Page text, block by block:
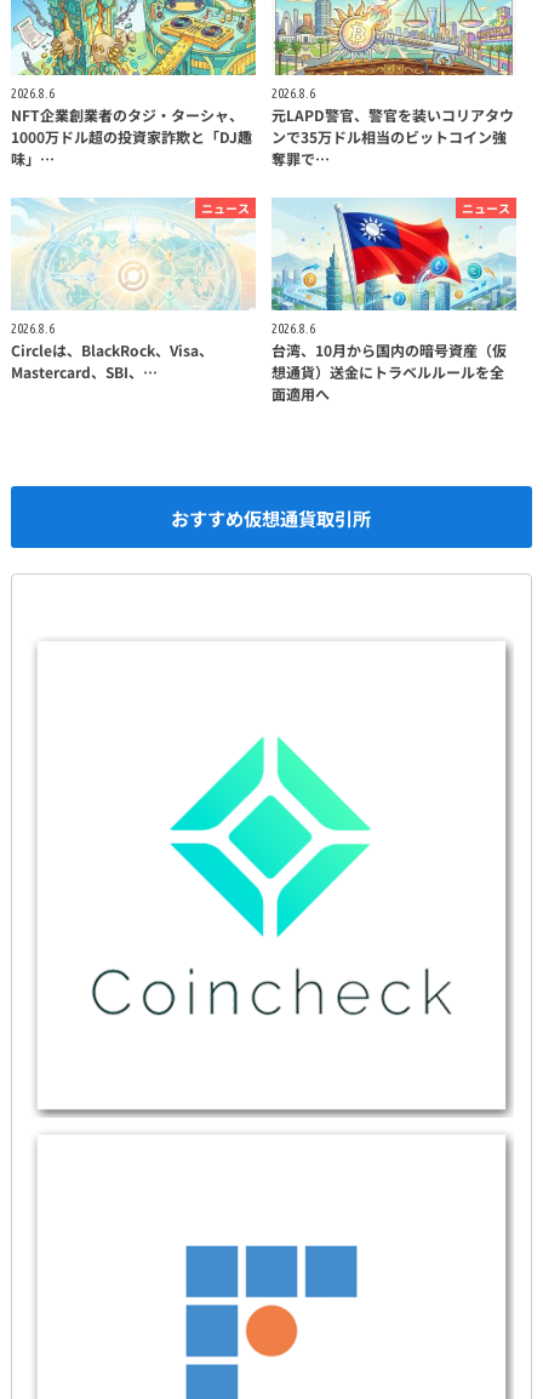
2026.8.6
NFT企業創業者のタジ・ターシャ、
1000万ドル超の投資家詐欺と「DJ趣
味」…
2026.8.6
元LAPD警官、警官を装いコリアタウ
ンで35万ドル相当のビットコイン強
奪罪で…
ニュース
2026.8.6
Circleは、BlackRock、Visa、
Mastercard、SBI、…
ニュース
2026.8.6
台湾、10月から国内の暗号資産（仮
想通貨）送金にトラベルルールを全
面適用へ
おすすめ仮想通貨取引所